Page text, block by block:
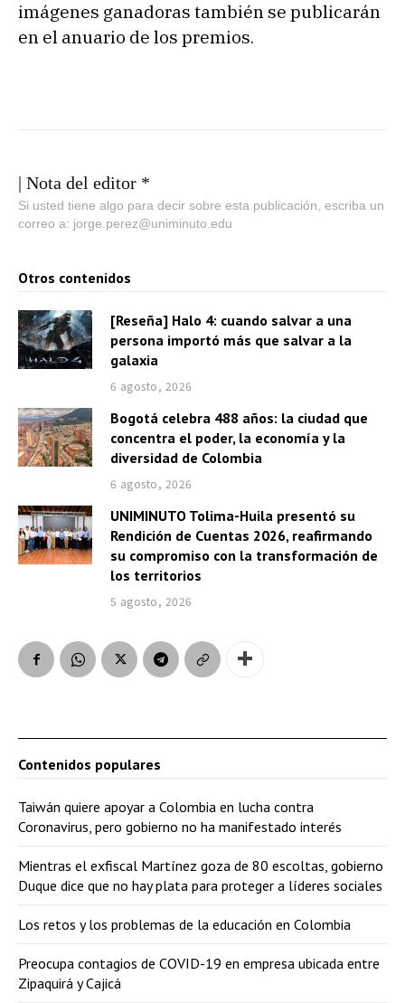
imágenes ganadoras también se publicarán
en el anuario de los premios.
| Nota del editor *
Si usted tiene algo para decir sobre esta publicación, escriba un
correo a: jorge.perez@uniminuto.edu
Otros contenidos
[Reseña] Halo 4: cuando salvar a una
persona importó más que salvar a la
galaxia
6 agosto, 2026
Bogotá celebra 488 años: la ciudad que
concentra el poder, la economía y la
diversidad de Colombia
6 agosto, 2026
UNIMINUTO Tolima-Huila presentó su
Rendición de Cuentas 2026, reafirmando
su compromiso con la transformación de
los territorios
5 agosto, 2026
Contenidos populares
Taiwán quiere apoyar a Colombia en lucha contra
Coronavirus, pero gobierno no ha manifestado interés
Mientras el exfiscal Martínez goza de 80 escoltas, gobierno
Duque dice que no hay plata para proteger a líderes sociales
Los retos y los problemas de la educación en Colombia
Preocupa contagios de COVID-19 en empresa ubicada entre
Zipaquirá y Cajicá